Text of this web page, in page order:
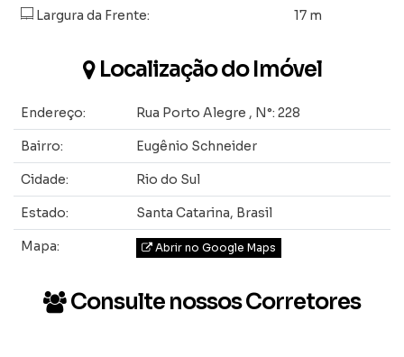
Largura da Frente: 17 m
Localização do Imóvel
Endereço: Rua Porto Alegre , N°: 228
Bairro: Eugênio Schneider
Cidade: Rio do Sul
Estado: Santa Catarina, Brasil
Mapa: Abrir no Google Maps
Consulte nossos Corretores